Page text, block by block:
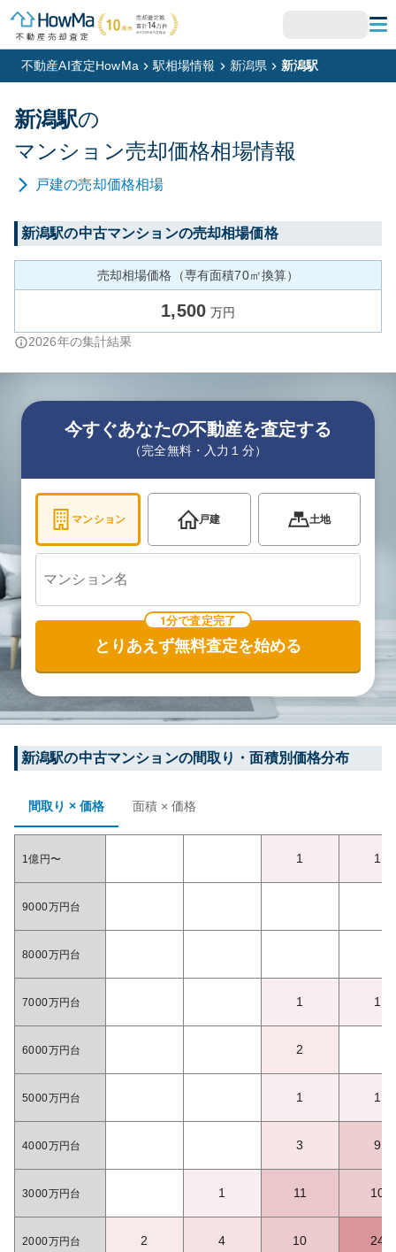
不動産AI査定HowMa 駅相場情報 新潟県 新潟駅
新潟駅の
マンション売却価格相場情報
戸建の売却価格相場
新潟駅の中古マンションの売却相場価格
売却相場価格（専有面積70㎡換算）
1,500 万円
2026年の集計結果
今すぐあなたの不動産を査定する
（完全無料・入力１分）
マンション 戸建 土地
1分で査定完了
とりあえず無料査定を始める
新潟駅の中古マンションの間取り・面積別価格分布
間取り × 価格 面積 × 価格
1億円〜 1 1
9000万円台
8000万円台
7000万円台 1 1
6000万円台 2
5000万円台 1 1
4000万円台 3 9
3000万円台 1 11 10
2000万円台 2 4 10 24